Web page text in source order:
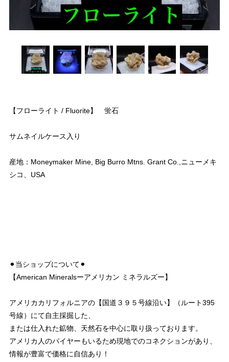
【フローライト / Fluorite】 蛍石
サムネイルケース入り
産地：Moneymaker Mine, Big Burro Mtns. Grant Co.,ニューメキ
シコ、USA
⚫︎当ショップについて⚫︎
【American Mineralsーアメリカン ミネラルズー】
アメリカカリフォルニアの【国道３９５号線沿い】（ルート395
号線）にて自主採掘した、
または仕入れた鉱物、天然石を中心に取り扱っております。
アメリカ人のバイヤーもいるため現地でのコネクションがあり、
情報が豊富で価格に自信あり！